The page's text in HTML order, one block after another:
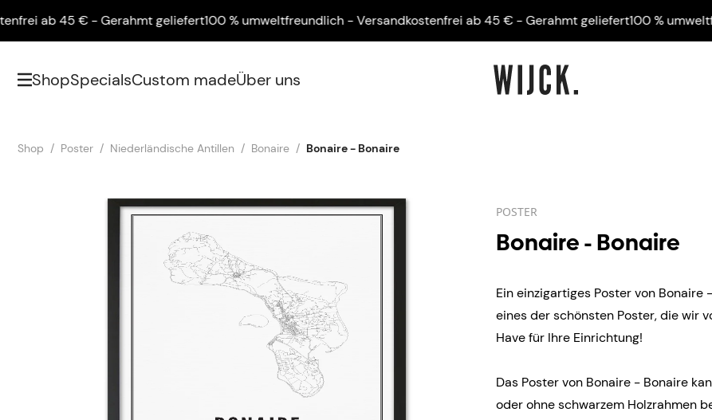
ab 45 € - Gerahmt geliefert100 % umweltfreundlich - Versandkostenfrei ab 45 € - Gerahmt geliefert100 %
ShopSpecialsCustom madeÜber uns
Shop Poster Niederländische Antillen Bonaire Bonaire - Bonaire
POSTER
Bonaire - Bonaire
Ein einzigartiges Poster von Bonaire
eines der schönsten Poster, die wir
Have für Ihre Einrichtung!
Das Poster von Bonaire - Bonaire
oder ohne schwarzem Holzrahmen